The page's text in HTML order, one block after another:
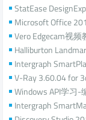
StatEase
Microsoft Office
Vero Edgecam视
Halliburton
Intergraph
V-Ray 3.60.04 for
Windows API学习-
Intergraph